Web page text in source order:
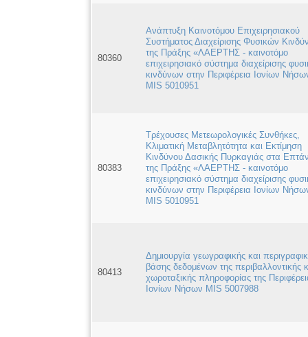
80360
Aνάπτυξη Καινοτόμου Επιχειρησιακού
Συστήματος Διαχείρισης Φυσικών
της Πράξης «ΛΑΕΡΤΗΣ - καινοτόμο
επιχειρησιακό σύστημα διαχείρισης
κινδύνων στην Περιφέρεια Ιονίων
MIS 5010951
80383
Τρέχουσες Μετεωρολογικές Συνθήκες,
Κλιματική Μεταβλητότητα και Εκτίμηση
Κινδύνου Δασικής Πυρκαγιάς στα
της Πράξης «ΛΑΕΡΤΗΣ - καινοτόμο
επιχειρησιακό σύστημα διαχείρισης
κινδύνων στην Περιφέρεια Ιονίων
MIS 5010951
80413
Δημιουργία γεωγραφικής και
βάσης δεδομένων της περιβαλλοντικής
χωροταξικής πληροφορίας της
Ιονίων Νήσων MIS 5007988